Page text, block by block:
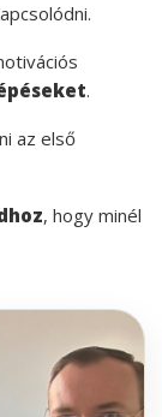
.
az első
, hogy minél